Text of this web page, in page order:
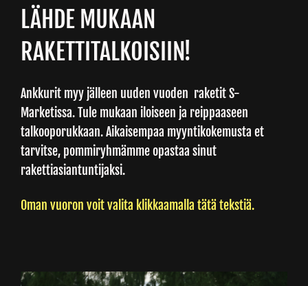
Junnupesis
Fanituotteet
Palvelut
LÄHDE MUKAAN
RAKETTITALKOISIIN!
Ankkurit myy jälleen uuden vuoden raketit S-
Marketissa. Tule mukaan iloiseen ja reippaaseen
talkooporukkaan. Aikaisempaa myyntikokemusta et
tarvitse, pommiryhmämme opastaa sinut
rakettiasiantuntijaksi.
Oman vuoron voit valita klikkaamalla tätä tekstiä.